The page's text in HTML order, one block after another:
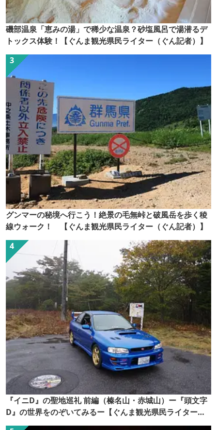
磯部温泉「恵みの湯」で稀少な温泉？砂塩風呂で湯潜るデ
トックス体験！【ぐんま観光県民ライター（ぐん記者）】
グンマーの秘境へ行こう！絶景の毛無峠と破風岳を歩く稜
線ウォーク！ 【ぐんま観光県民ライター（ぐん記者）】
『イニD』の聖地巡礼 前編（榛名山・赤城山）ー『頭文字
D』の世界をのぞいてみるー【ぐんま観光県民ライター
（ぐん記者）】